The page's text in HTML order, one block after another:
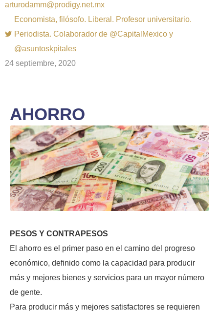
arturodamm@prodigy.net.mx
Economista, filósofo. Liberal. Profesor universitario.
Periodista. Colaborador de @CapitalMexico y
@asuntoskpitales
24 septiembre, 2020
AHORRO
PESOS Y CONTRAPESOS
El ahorro es el primer paso en el camino del progreso
económico, definido como la capacidad para producir
más y mejores bienes y servicios para un mayor número
de gente.
Para producir más y mejores satisfactores se requieren